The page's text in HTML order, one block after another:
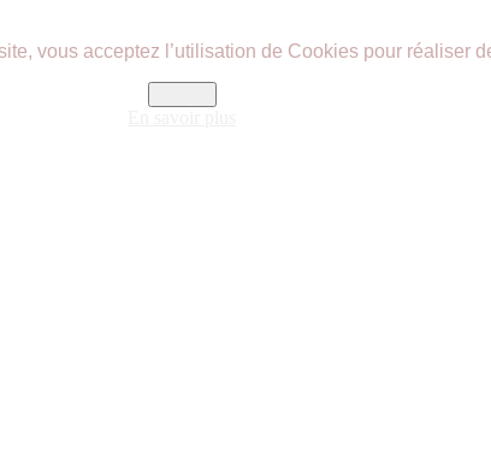
vous acceptez l’utilisation de Cookies pour réaliser